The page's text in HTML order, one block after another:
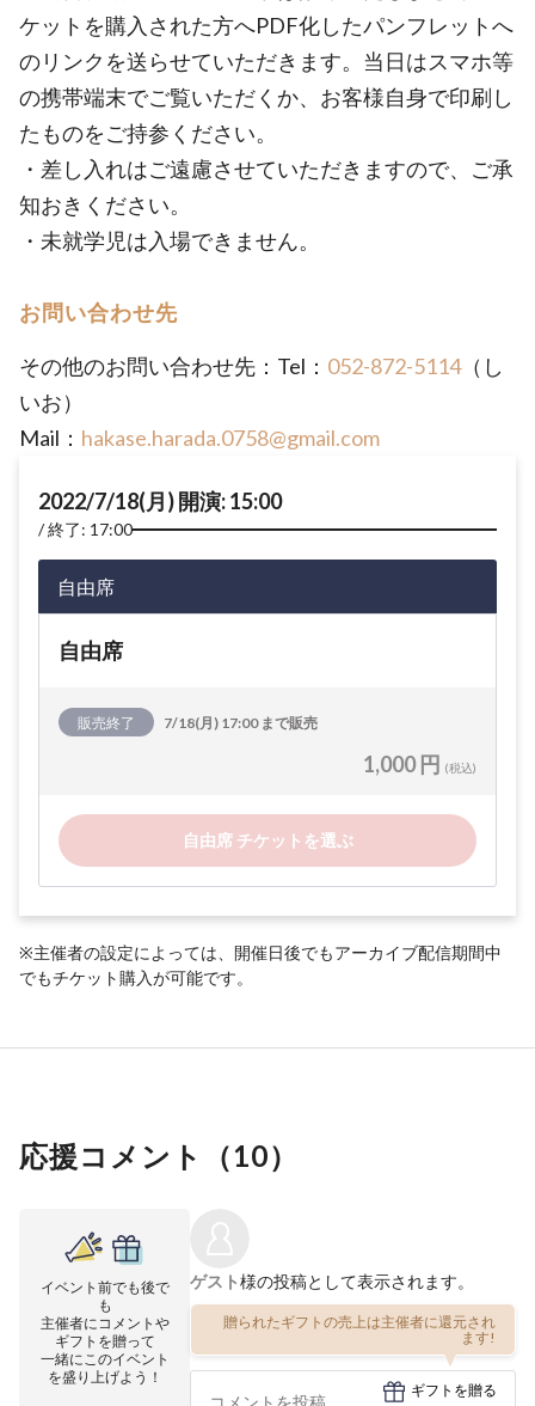
ケットを購入された方へPDF化したパンフレットへ
のリンクを送らせていただきます。当日はスマホ等
の携帯端末でご覧いただくか、お客様自身で印刷し
たものをご持参ください。
・差し入れはご遠慮させていただきますので、ご承
知おきください。
・未就学児は入場できません。
お問い合わせ先
その他のお問い合わせ先：Tel： 052-872-5114（し
いお）
Mail： hakase.harada.0758@gmail.com
2022/7/18(月) 開演: 15:00
終了: 17:00
自由席
自由席
販売終了 7/18(月) 17:00 まで販売
1,000 円 (税込)
自由席 チケットを選ぶ
※主催者の設定によっては、開催日後でもアーカイブ配信期間中
でもチケット購入が可能です。
応援コメント（10）
イベント前でも後で
も
主催者にコメントや
ギフトを贈って
一緒にこのイベント
を盛り上げよう！
ゲスト様の投稿として表示されます。
贈られたギフトの売上は主催者に還元され
ます!
ギフトを贈る